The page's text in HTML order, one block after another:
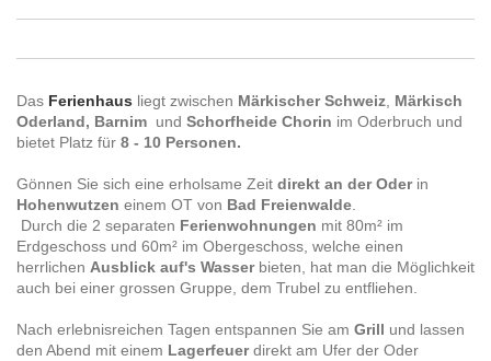
Das Ferienhaus liegt zwischen Märkischer Schweiz Märkisch
Oderland, Barnim und Schorfheide Chorin im Oderbruch und
bietet Platz für 8 - 10 Personen.
Gönnen Sie sich eine erholsame Zeit direkt an der Oderin
Hohenwutzen einem OT von Bad Freienwalde
Durch die 2 separaten Ferienwohnungen mit 80m² im
Erdgeschoss und 60m² im Obergeschoss, welche einen
herrlichen Ausblick auf's Wasserbieten, hat man die Möglichkeit
auch bei einer grossen Gruppe, dem Trubel zu entfliehen.
Nach erlebnisreichen Tagen entspannen Sie am Grill und lassen
den Abend mit einem Lagerfeuerdirekt am Ufer der Oder